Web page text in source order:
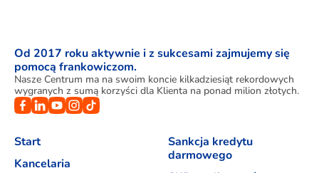
Od 2017 roku aktywnie i z sukcesami zajmujemy się
pomocą frankowiczom.
Nasze Centrum ma na swoim koncie kilkadziesiąt rekordowych
wygranych z sumą korzyści dla Klienta na ponad milion złotych.
Start
Kancelaria
Sankcja kredytu
darmowego